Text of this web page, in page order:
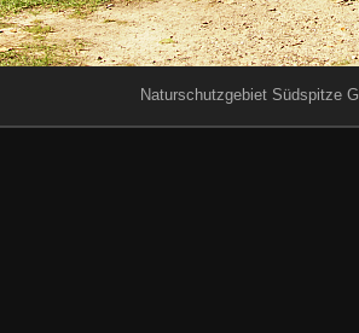
Naturschutzgebiet Südspitze